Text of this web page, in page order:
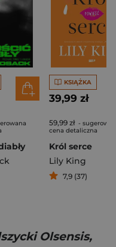
KSIĄŻKA
39,99 zł
59,99 zł -
cena detaliczna
Król serce
Lily King
7,9 (37)
Olsensis,